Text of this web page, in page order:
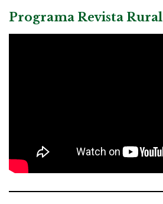
Programa Revista Rural